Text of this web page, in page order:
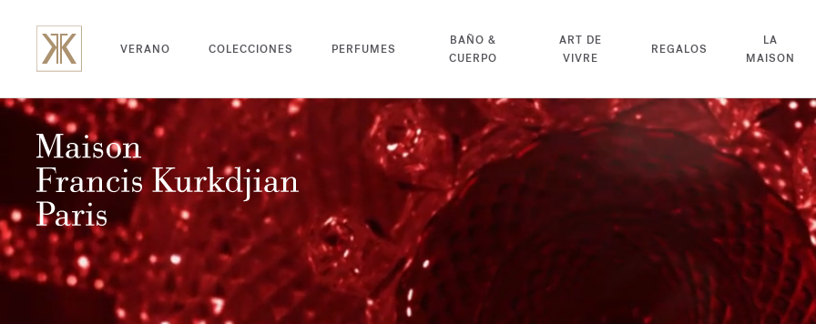
VERANO COLECCIONES PERFUMES
BAÑO &
CUERPO
ART DE
VIVRE
REGALOS
LA
MAISON